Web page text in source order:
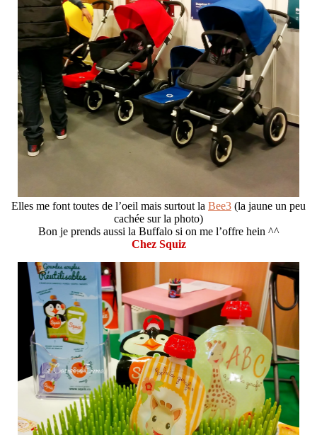
Elles me font toutes de l’oeil mais surtout la Bee3 (la jaune un peu
cachée sur la photo)
Bon je prends aussi la Buffalo si on me l’offre hein ^^
Chez Squiz